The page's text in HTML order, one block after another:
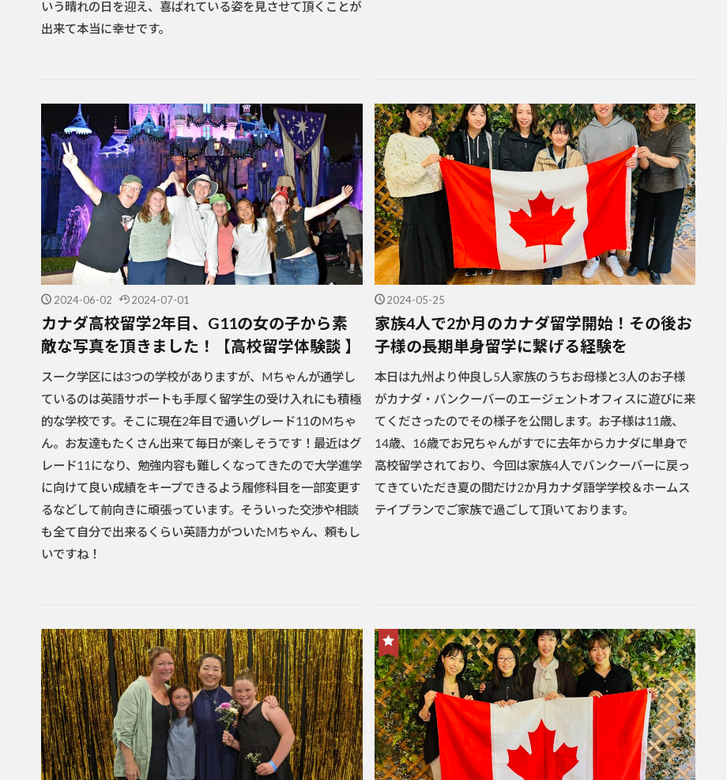
いう晴れの日を迎え、喜ばれている姿を見させて頂くことが
出来て本当に幸せです。
2024-06-02 2024-07-01
カナダ高校留学2年目、G11の女の子から素
敵な写真を頂きました！【高校留学体験談 】
スーク学区には3つの学校がありますが、Mちゃんが通学し
ているのは英語サポートも手厚く留学生の受け入れにも積極
的な学校です。そこに現在2年目で通いグレード11のMちゃ
ん。お友達もたくさん出来て毎日が楽しそうです！最近はグ
レード11になり、勉強内容も難しくなってきたので大学進学
に向けて良い成績をキープできるよう履修科目を一部変更す
るなどして前向きに頑張っています。そういった交渉や相談
も全て自分で出来るくらい英語力がついたMちゃん、頼もし
いですね！
2024-05-25
家族4人で2か月のカナダ留学開始！その後お
子様の長期単身留学に繋げる経験を
本日は九州より仲良し5人家族のうちお母様と3人のお子様
がカナダ・バンクーバーのエージェントオフィスに遊びに来
てくださったのでその様子を公開します。お子様は11歳、
14歳、16歳でお兄ちゃんがすでに去年からカナダに単身で
高校留学されており、今回は家族4人でバンクーバーに戻っ
てきていただき夏の間だけ2か月カナダ語学学校＆ホームス
テイプランでご家族で過ごして頂いております。